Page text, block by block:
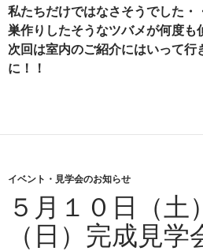
私たちだけではなさそうでした・
巣作りしたそうなツバメが何度も
次回は室内のご紹介にはいって行
に！！
イベント・見学会のお知らせ
５月１０日（土
（日）完成見学